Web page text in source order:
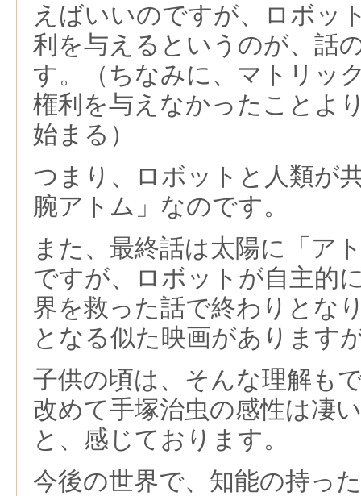
えばいいのですが、ロボッ
利を与えるというのが、話
す。（ちなみに、マトリッ
権利を与えなかったことよ
始まる）
つまり、ロボットと人類が
腕アトム」なのです。
また、最終話は太陽に「ア
ですが、ロボットが自主的
界を救った話で終わりとな
となる似た映画があります
子供の頃は、そんな理解も
改めて手塚治虫の感性は凄
と、感じております。
今後の世界で、知能の持っ